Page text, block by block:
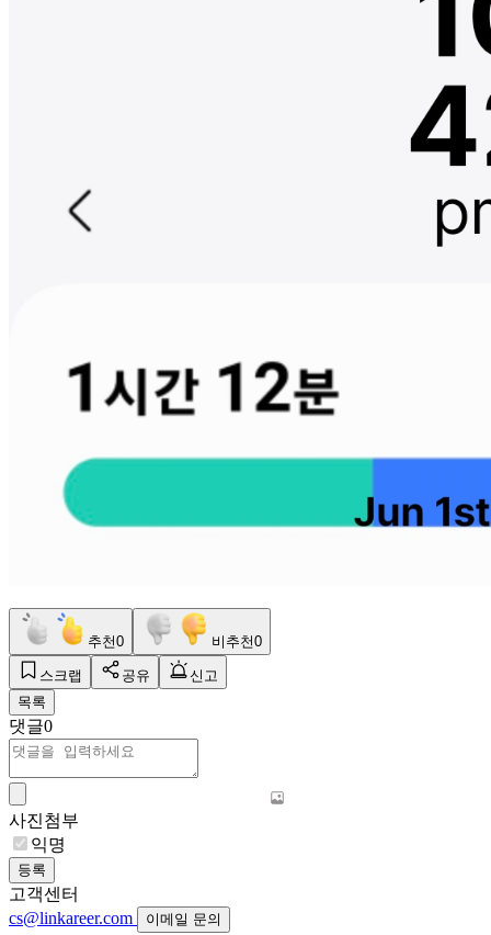
추천0 비추천0
스크랩 공유
신고
목록
댓글0
사진첨부
익명
등록
고객센터
cs@linkareer.com
이메일 문의